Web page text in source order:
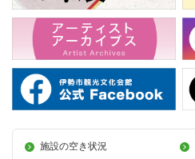
施設の空き状況